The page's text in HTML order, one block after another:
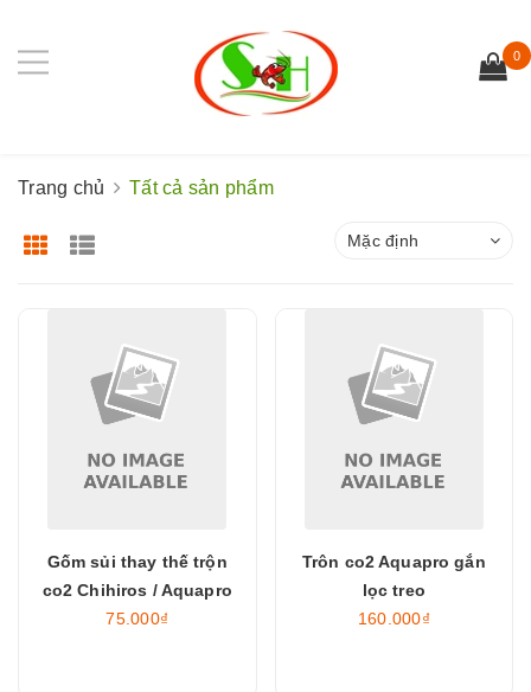
0
Trang chủ Tất cả sản phẩm
Mặc định
Gốm sủi thay thế trộn
co2 Chihiros / Aquapro
75.000₫
Trôn co2 Aquapro gắn
lọc treo
160.000₫